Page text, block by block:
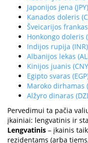
Japonijos jena (JPY)
Kanados doleris
Šveicarijos frankas
Honkongo doleris
Indijos rupija (INR)
Albanijos lekas
Kinijos juanis
Egipto svaras
Maroko dirhamas
Alžyro dinaras
Pervedimui ta pačia
įkainiai: lengvatinis ir
Lengvatinis – įkainis
rezidentams (arba